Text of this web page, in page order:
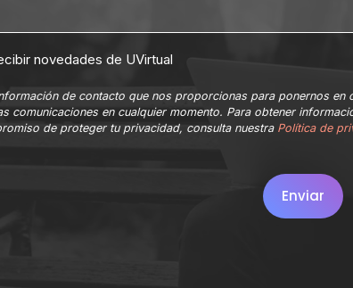
novedades de UVirtual
de contacto que nos proporcionas para ponernos
comunicaciones en cualquier momento. Para obtener
de proteger tu privacidad, consulta nuestra Política de